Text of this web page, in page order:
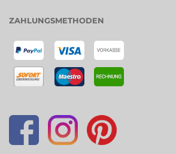
ZAHLUNGSMETHODEN